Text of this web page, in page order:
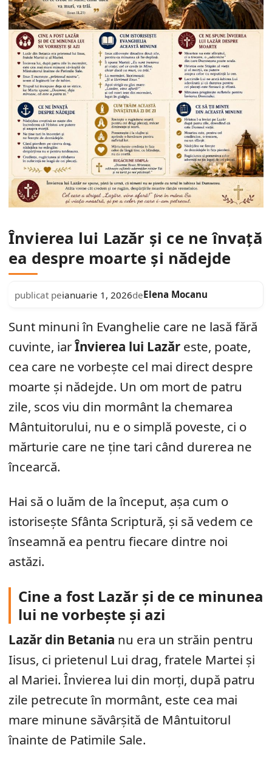
Învierea lui Lazăr și ce ne învață
ea despre moarte și nădejde
publicat peianuarie 1, 2026deElena Mocanu
Sunt minuni în Evanghelie care ne lasă fără
cuvinte, iarÎnvierea lui Lazăr este, poate,
cea care ne vorbește cel mai direct despre
moarte și nădejde. Un om mort de patru
zile, scos viu din mormânt la chemarea
Mântuitorului, nu e o simplă poveste, ci o
mărturie care ne ține tari când durerea ne
încearcă.
Hai să o luăm de la început, așa cum o
istorisește Sfânta Scriptură, și să vedem ce
înseamnă ea pentru fiecare dintre noi
astăzi.
Cine a fost Lazăr și de ce minunea
lui ne vorbește și azi
Lazăr din Betania nu era un străin pentru
Iisus, ci prietenul Lui drag, fratele Martei și
al Mariei. Învierea lui din morți, după patru
zile petrecute în mormânt, este cea mai
mare minune săvârșită de Mântuitorul
înainte de Patimile Sale.